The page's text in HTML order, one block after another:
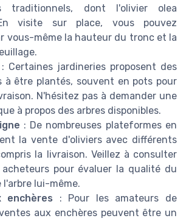
traditionnels, dont l'olivier olea
visite sur place, vous pouvez
vous-même la hauteur du tronc et la
: Certaines jardineries proposent des
à être plantés, souvent en pots pour
N'hésitez pas à demander une
à propos des arbres disponibles.
: De nombreuses plateformes en
la vente d'oliviers avec différents
la livraison. Veillez à consulter
pour évaluer la qualité du
l'arbre lui-même.
enchères : Pour les amateurs de
aux enchères peuvent être un